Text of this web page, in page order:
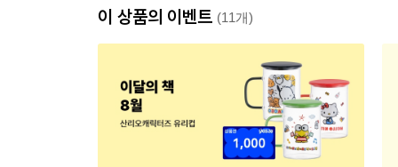
이 상품의 이벤트 (11개)